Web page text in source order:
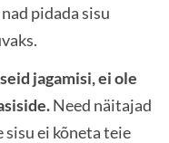
pidada sisu
jagamisi, ei ole
Need näitajad
ei kõneta teie